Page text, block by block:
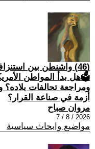
(46) واشنطن بين
🗳هل بدأ المواطن
ومراجعة تحالفات بلاده؟
أزمة في صناعة القرار؟
مروان صباح
2026 / 8 / 7
مواضيع وابحاث سياسية